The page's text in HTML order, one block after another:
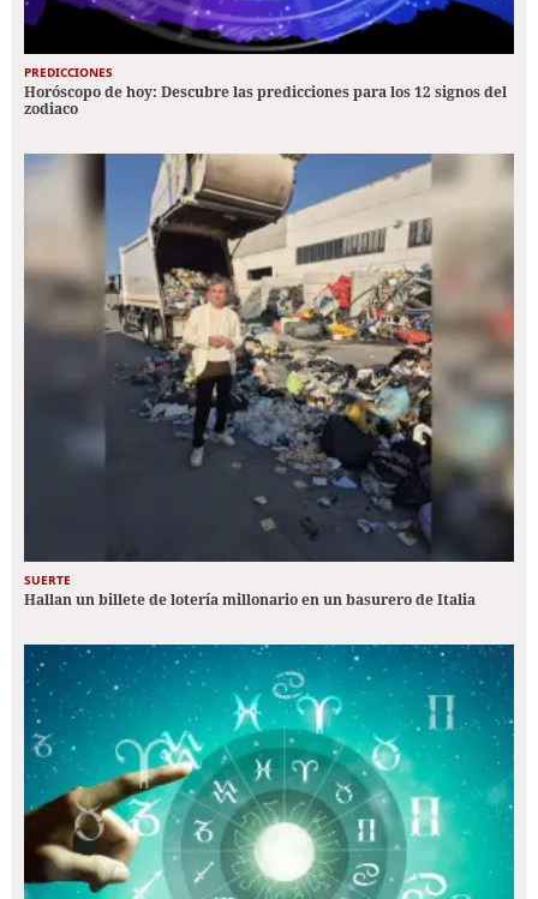
PREDICCIONES
Horóscopo de hoy: Descubre las predicciones para los 12 signos del
zodiaco
SUERTE
Hallan un billete de lotería millonario en un basurero de Italia